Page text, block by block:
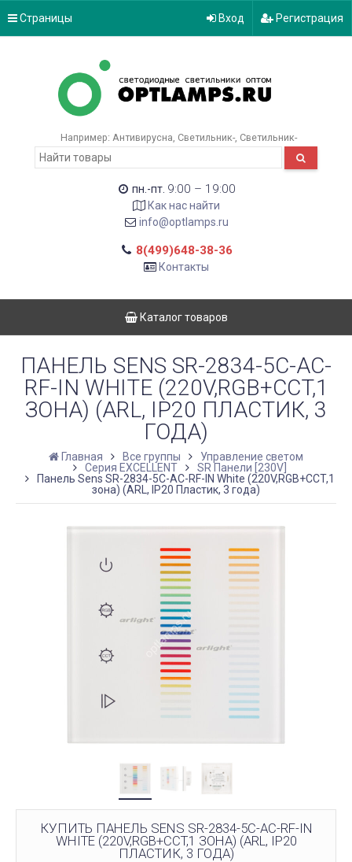
Страницы Вход Регистрация
Например: Антивирусна Светильник- Светильник-
пн.-пт. 9:00 – 19:00
Как нас найти
info@optlamps.ru
8(499)648-38-36
Контакты
Каталог товаров
ПАНЕЛЬ SENS SR-2834-5C-AC-
RF-IN WHITE (220V,RGB+CCT,1
ЗОНА) (ARL, IP20 ПЛАСТИК, 3
ГОДА)
Главная Все группы
Управление светом
Серия EXCELLENT
SR Панели [230V]
Панель Sens SR-2834-5C-AC-RF-IN White (220V,RGB+CCT,1
зона) (ARL, IP20 Пластик, 3 года)
КУПИТЬ ПАНЕЛЬ SENS SR-2834-5C-AC-RF-IN
WHITE (220V,RGB+CCT,1 ЗОНА) (ARL, IP20
ПЛАСТИК, 3 ГОДА)